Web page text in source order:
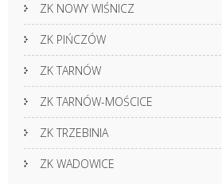
ZK NOWY WIŚNICZ
ZK PIŃCZÓW
ZK TARNÓW
ZK TARNÓW-MOŚCICE
ZK TRZEBINIA
ZK WADOWICE